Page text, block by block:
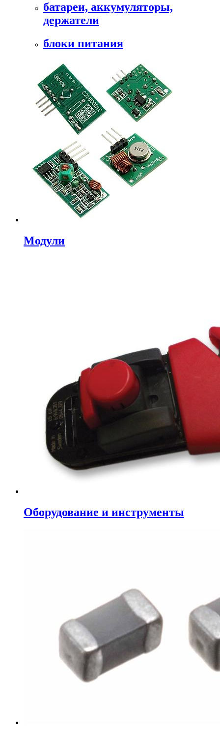
батареи, аккумуляторы,
держатели
блоки питания
Модули
Оборудование и инструменты